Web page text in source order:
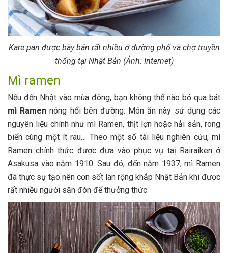
Kare pan được bày bán rất nhiều ở đường phố và chợ truyền
thống tại Nhật Bản (Ảnh: Internet)
Mì ramen
Nếu đến Nhật vào mùa đông, bạn không thể nào bỏ qua bát
mì Ramen nóng hổi bên đường. Món ăn này sử dụng các
nguyên liệu chính như mì Ramen, thịt lợn hoặc hải sản, rong
biển cùng một ít rau… Theo một số tài liệu nghiên cứu, mì
Ramen chính thức được đưa vào phục vụ taị Rairaiken ở
Asakusa vào năm 1910. Sau đó, đến năm 1937, mì Ramen
đã thực sự tạo nên cơn sốt lan rộng khắp Nhật Bản khi được
rất nhiều người săn đón để thưởng thức.